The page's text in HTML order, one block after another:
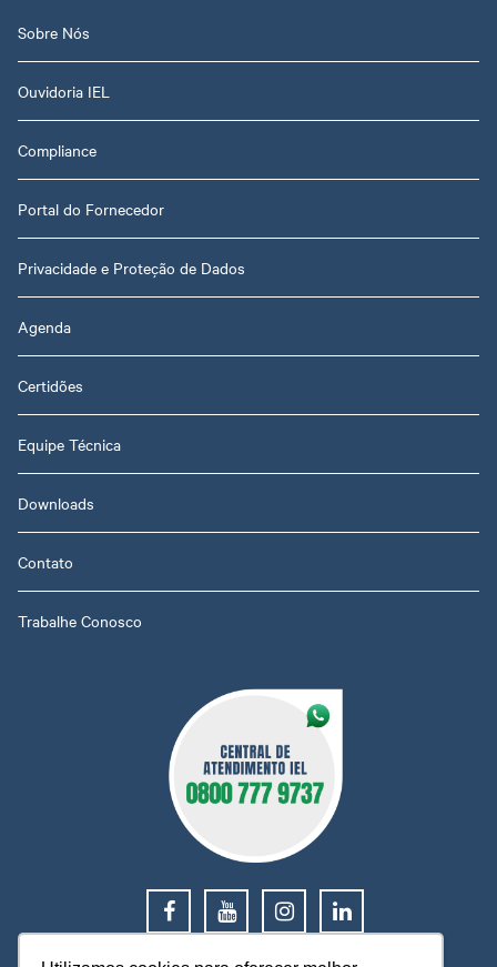
Sobre Nós
Ouvidoria IEL
Compliance
Portal do Fornecedor
Privacidade e Proteção de Dados
Agenda
Certidões
Equipe Técnica
Downloads
Contato
Trabalhe Conosco
0800 777 9737